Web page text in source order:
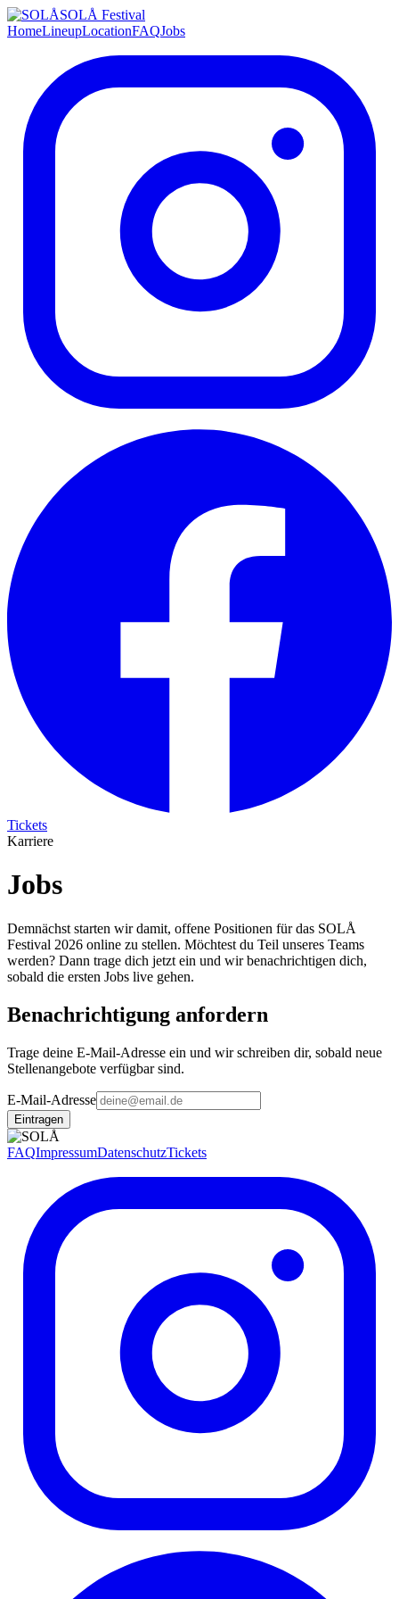
SOLÅ Festival
HomeLineupLocationFAQJobs
Tickets
Karriere
Jobs
Demnächst starten wir damit, offene Positionen für das SOLÅ
Festival 2026 online zu stellen. Möchtest du Teil unseres Teams
werden? Dann trage dich jetzt ein und wir benachrichtigen dich,
sobald die ersten Jobs live gehen.
Benachrichtigung anfordern
Trage deine E-Mail-Adresse ein und wir schreiben dir, sobald neue
Stellenangebote verfügbar sind.
E-Mail-Adresse
Eintragen
FAQImpressumDatenschutzTickets